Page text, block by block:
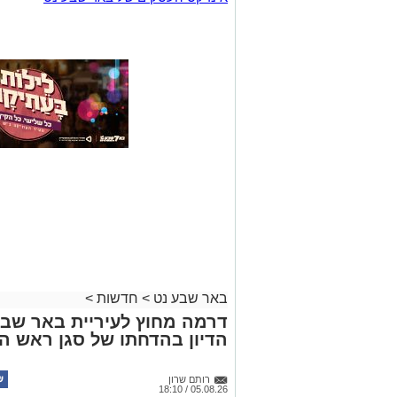
באר שבע נט > חדשות >
דרמה מחוץ לעיריית באר
הדיון בהדחתו של סגן ראש
רותם שרון
05.08.26 / 18:10